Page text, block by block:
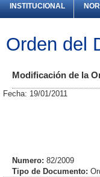
INSTITUCIONAL
Orden del
Modificación de la
Fecha: 19/01/2011
Numero: 82/2009
Tipo de Documento: